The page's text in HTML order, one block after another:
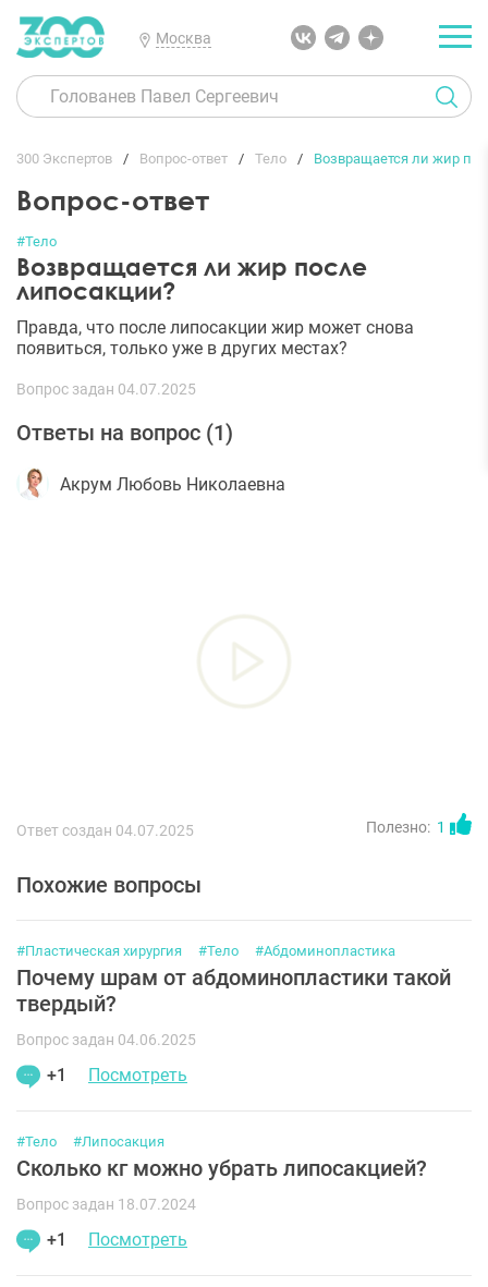
Москва
300 Экспертов Вопрос-ответ Тело Возвращается ли жир
Вопрос-ответ
#Тело
Возвращается ли жир после
липосакции?
Правда, что после липосакции жир может снова
появиться, только уже в других местах?
Вопрос задан 04.07.2025
Ответы на вопрос (1)
Акрум Любовь Николаевна
Ответ создан 04.07.2025 Полезно: 1
Похожие вопросы
#Пластическая хирургия #Тело #Абдоминопластика
Почему шрам от абдоминопластики такой
твердый?
Вопрос задан 04.06.2025
+1 Посмотреть
#Тело #Липосакция
Сколько кг можно убрать липосакцией?
Вопрос задан 18.07.2024
+1 Посмотреть